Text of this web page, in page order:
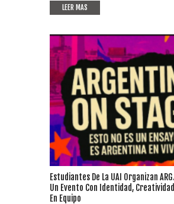
LEER MAS
Estudiantes De La UAI Organizan
Un Evento Con Identidad,
En Equipo